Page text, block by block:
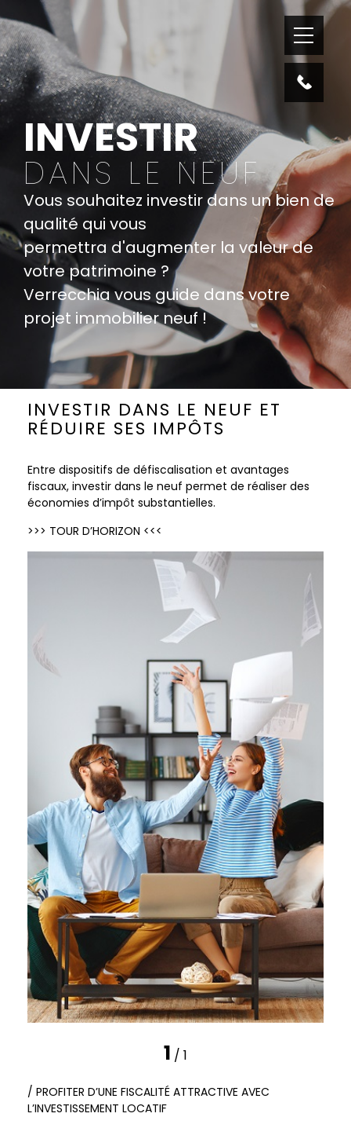
INVESTIR
DANS LE NEUF
Vous souhaitez investir dans un bien de
qualité qui vous
permettra d'augmenter la valeur de
votre patrimoine ?
Verrecchia vous guide dans votre
projet immobilier neuf !
INVESTIR DANS LE NEUF ET
RÉDUIRE SES IMPÔTS
Entre dispositifs de défiscalisation et avantages
fiscaux, investir dans le neuf permet de réaliser des
économies d’impôt substantielles.
>>> TOUR D’HORIZON <<<
1 / 1
/ PROFITER D’UNE FISCALITÉ ATTRACTIVE AVEC
L’INVESTISSEMENT LOCATIF